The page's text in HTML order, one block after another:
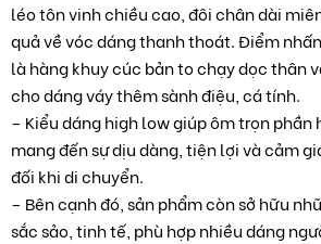
léo tôn vinh chiều cao, đôi chân dài
quả về vóc dáng thanh thoát. Điểm
là hàng khuy cúc bản to chạy dọc thân
cho dáng váy thêm sành điệu, cá tính.
– Kiểu dáng high low giúp ôm trọn phần
mang đến sự dịu dàng, tiện lợi và cảm
đối khi di chuyển.
– Bên cạnh đó, sản phẩm còn sở hữu
sắc sảo, tinh tế, phù hợp nhiều dáng